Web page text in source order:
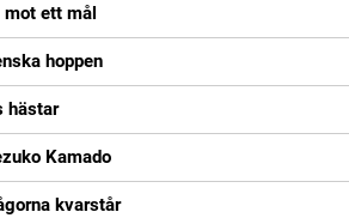
ett mål
hoppen
hästar
Kamado
kvarstår